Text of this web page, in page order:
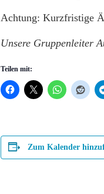
Achtung: Kurzfristige
Unsere Gruppenleiter
Teilen mit:
Zum Kalender